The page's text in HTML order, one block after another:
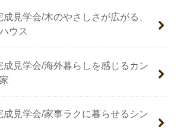
見学会/木のやさしさが広がる、
ウス
成見学会/海外暮らしを感じるカン
成見学会/家事ラクに暮らせるシン